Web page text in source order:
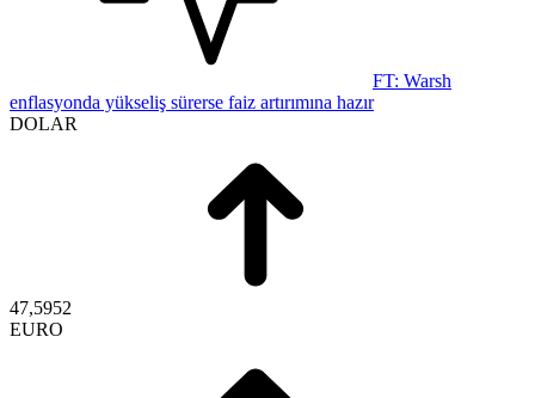
FT: Warsh
enflasyonda yükseliş sürerse faiz artırımına hazır
DOLAR
47,5952
EURO